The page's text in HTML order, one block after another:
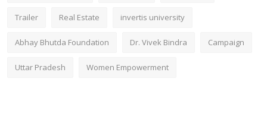
Trailer Real Estate invertis university
Abhay Bhutda Foundation Dr. Vivek Bindra Campaign
Uttar Pradesh Women Empowerment